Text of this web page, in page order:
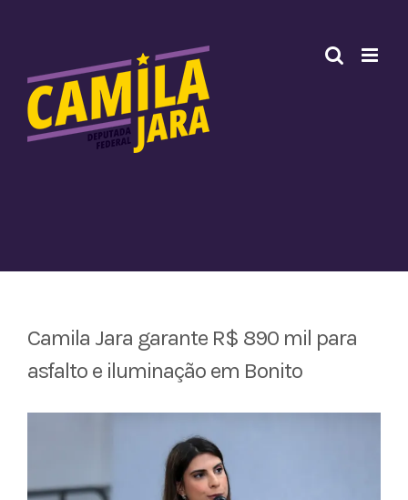
conteúdo
Camila Jara garante R$ 890 mil para
asfalto e iluminação em Bonito